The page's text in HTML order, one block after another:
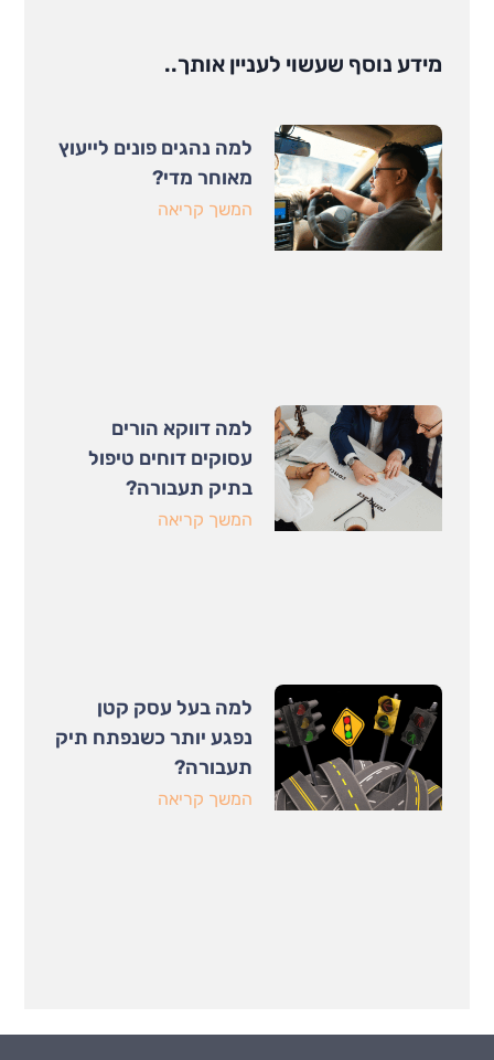
מידע נוסף שעשוי לעניין אותך..
למה נהגים פונים לייעוץ
מאוחר מדי?
המשך קריאה
למה דווקא הורים
עסוקים דוחים טיפול
בתיק תעבורה?
המשך קריאה
למה בעל עסק קטן
נפגע יותר כשנפתח תיק
תעבורה?
המשך קריאה